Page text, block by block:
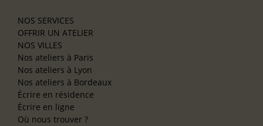
NOS SERVICES
OFFRIR UN ATELIER
NOS VILLES
Nos ateliers à Paris
Nos ateliers à Lyon
Nos ateliers à Bordeaux
Écrire en résidence
Écrire en ligne
Où nous trouver ?